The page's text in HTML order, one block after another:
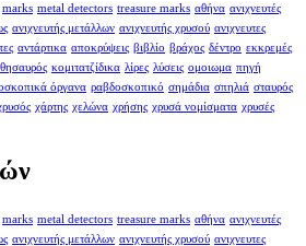
marks metal detectors treasure marks αθήνα ανιχνευτές
ανιχνευτής μετάλλων ανιχνευτής χρυσού ανιχνευτες
αντάρτικα αποκρύψεις βιβλίο βράχος δέντρο εκκρεμές
θησαυρός κομιτατζίδικα λίρες λύσεις ομοιωμα πηγή
όργανα ραβδοσκοπικό σημάδια σπηλιά σταυρός
χάρτης χελώνα χρήσης χρυσά νομίσματα χρυσές
marks metal detectors treasure marks αθήνα ανιχνευτές
ανιχνευτής μετάλλων ανιχνευτής χρυσού ανιχνευτες